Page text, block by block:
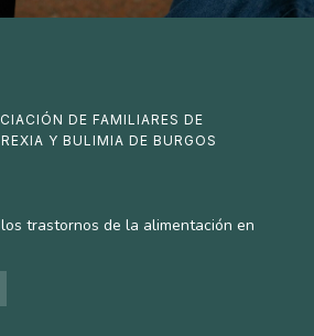
DE FAMILIARES DE
Y BULIMIA DE BURGOS
trastornos de la alimentación en